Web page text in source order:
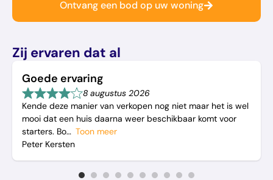
Ontvang een bod op uw woning
Zij ervaren dat al
Goede ervaring
8 augustus 2026
Kende deze manier van verkopen nog niet maar het is wel
mooi dat een huis daarna weer beschikbaar komt voor
starters. Bo
Toon meer
Peter Kersten